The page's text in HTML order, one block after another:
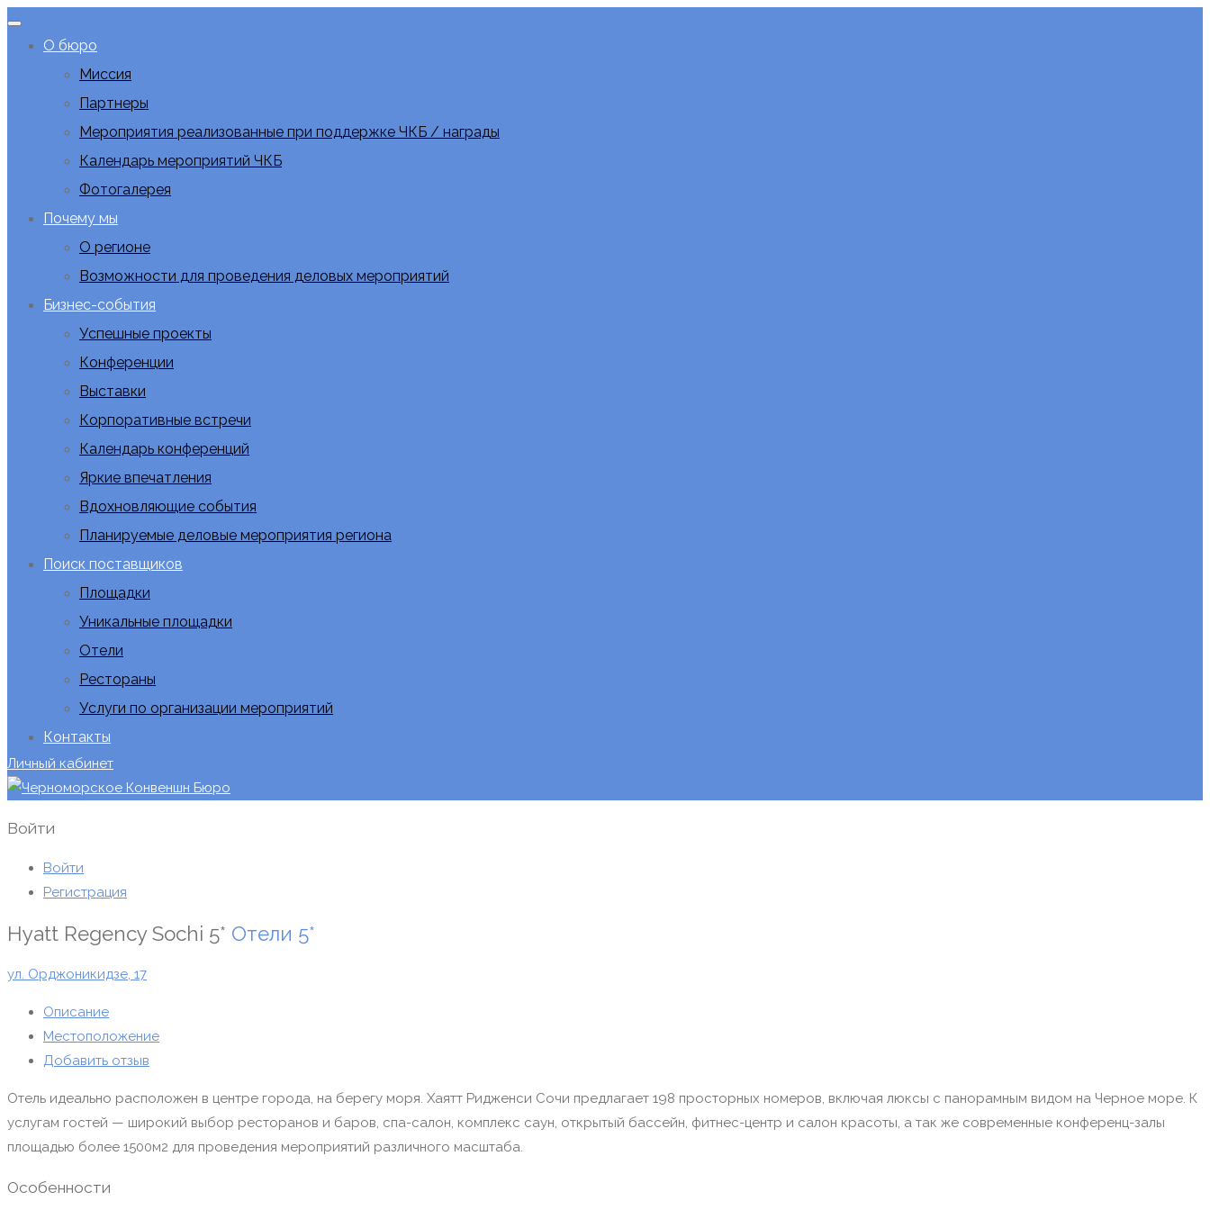
О бюро
Миссия
Партнеры
Мероприятия реализованные при поддержке ЧКБ / награды
Календарь мероприятий ЧКБ
Фотогалерея
Почему мы
О регионе
Возможности для проведения деловых мероприятий
Бизнес-события
Успешные проекты
Конференции
Выставки
Корпоративные встречи
Календарь конференций
Яркие впечатления
Вдохновляющие события
Планируемые деловые мероприятия региона
Поиск поставщиков
Площадки
Уникальные площадки
Отели
Рестораны
Услуги по организации мероприятий
Контакты
Личный кабинет
Войти
Войти
Регистрация
Hyatt Regency Sochi 5* Отели 5*
ул. Орджоникидзе, 17
Описание
Местоположение
Добавить отзыв
Отель идеально расположен в центре города, на берегу моря. Хаятт Ридженси Сочи предлагает 198 просторных номеров, включая люксы с панорамным видом на Черное море. К
услугам гостей — широкий выбор ресторанов и баров, спа-салон, комплекс саун, открытый бассейн, фитнес-центр и салон красоты, а так же современные конференц-залы
площадью более 1500м2 для проведения мероприятий различного масштаба.
Особенности